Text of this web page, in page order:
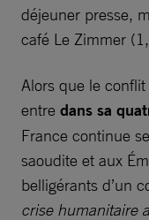
déjeuner presse,
café Le Zimmer
Alors que le
entre dans sa
France continue
saoudite et aux
belligérants d’un
crise humanitaire